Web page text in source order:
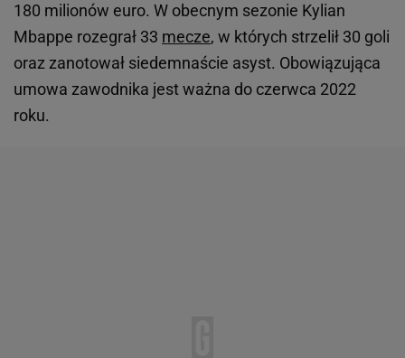
180 milionów euro. W obecnym sezonie Kylian
Mbappe rozegrał 33 mecze, w których strzelił 30 goli
oraz zanotował siedemnaście asyst. Obowiązująca
umowa zawodnika jest ważna do czerwca 2022
roku.